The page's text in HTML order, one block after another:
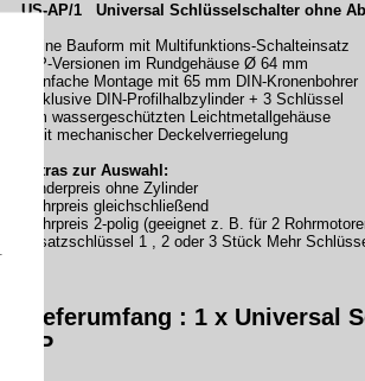
US-AP/1 Universal Schlüsselschalter ohne
kleine Bauform mit Multifunktions-Schalteinsatz
UP-Versionen im Rundgehäuse Ø 64 mm
- einfache Montage mit 65 mm DIN-Kronenbohrer
- inklusive DIN-Profilhalbzylinder + 3 Schlüssel
- im wassergeschützten Leichtmetallgehäuse
- mit mechanischer Deckelverriegelung
Extras zur Auswahl:
Minderpreis ohne Zylinder
Mehrpreis gleichschließend
Mehrpreis 2-polig (geeignet z. B. für 2
Zusatzschlüssel 1 , 2 oder 3 Stück Mehr
Lieferumfang : 1 xUniversal
AP